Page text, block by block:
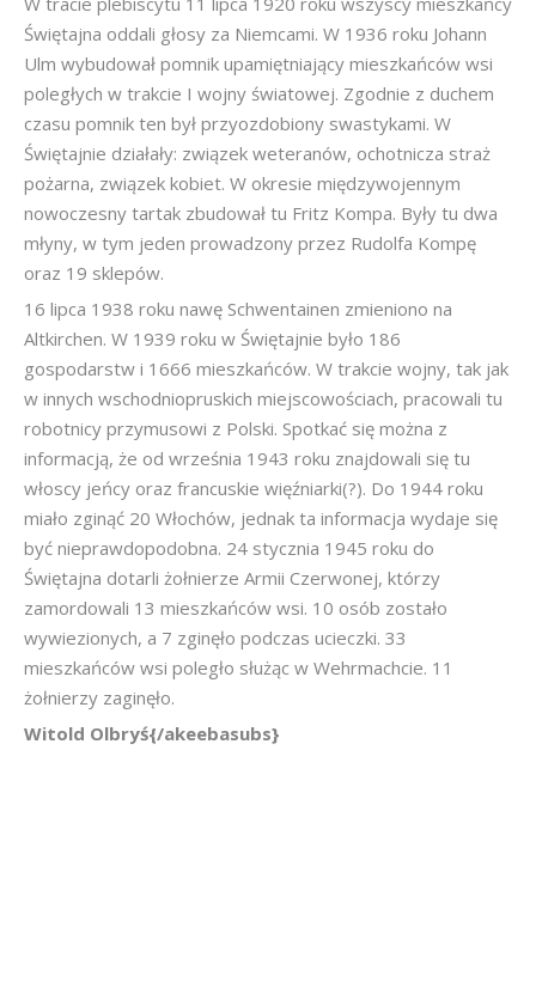
Świętajna oddali głosy za Niemcami. W 1936 roku Johann
Ulm wybudował pomnik upamiętniający mieszkańców wsi
poległych w trakcie I wojny światowej. Zgodnie z duchem
czasu pomnik ten był przyozdobiony swastykami. W
Świętajnie działały: związek weteranów, ochotnicza straż
pożarna, związek kobiet. W okresie międzywojennym
nowoczesny tartak zbudował tu Fritz Kompa. Były tu dwa
młyny, w tym jeden prowadzony przez Rudolfa Kompę
oraz 19 sklepów.
16 lipca 1938 roku nawę Schwentainen zmieniono na
Altkirchen. W 1939 roku w Świętajnie było 186
gospodarstw i 1666 mieszkańców. W trakcie wojny, tak jak
w innych wschodniopruskich miejscowościach, pracowali tu
robotnicy przymusowi z Polski. Spotkać się można z
informacją, że od września 1943 roku znajdowali się tu
włoscy jeńcy oraz francuskie więźniarki(?). Do 1944 roku
miało zginąć 20 Włochów, jednak ta informacja wydaje się
być nieprawdopodobna. 24 stycznia 1945 roku do
Świętajna dotarli żołnierze Armii Czerwonej, którzy
zamordowali 13 mieszkańców wsi. 10 osób zostało
wywiezionych, a 7 zginęło podczas ucieczki. 33
mieszkańców wsi poległo służąc w Wehrmachcie. 11
żołnierzy zaginęło.
Witold Olbryś{/akeebasubs}